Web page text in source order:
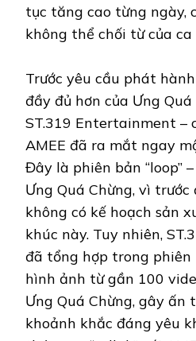
tục tăng cao từng ngày,
không thể chối từ của ca
Trước yêu cầu phát
đầy đủ hơn của Ưng
ST.319 Entertainment –
AMEE đã ra mắt ngay
Đây là phiên bản “loop”
Ưng Quá Chừng, vì trước
không có kế hoạch sản
khúc này. Tuy nhiên,
đã tổng hợp trong
hình ảnh từ gần 100
Ưng Quá Chừng, gây ấn
khoảnh khắc đáng yêu